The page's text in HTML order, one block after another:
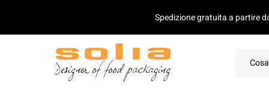
Spedizione gratuita a partire